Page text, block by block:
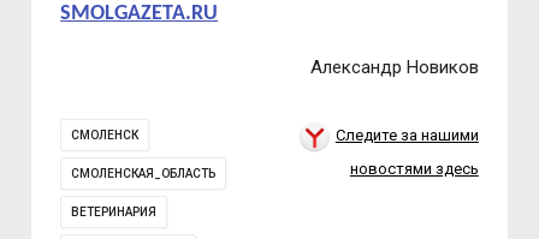
SMOLGAZETA.RU
Александр Новиков
СМОЛЕНСК
СМОЛЕНСКАЯ_ОБЛАСТЬ
ВЕТЕРИНАРИЯ
Следите за нашими
новостями здесь